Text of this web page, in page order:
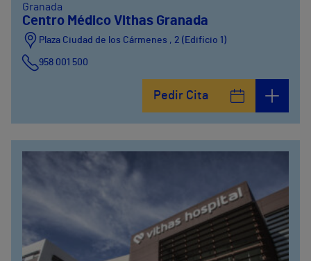
Granada
Centro Médico Vithas Granada
Plaza Ciudad de los Cármenes , 2 (Edificio 1)
958 001 500
Pedir Cita